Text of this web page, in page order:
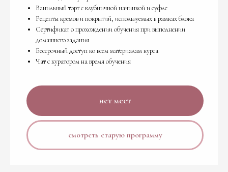
Ванильный торт с клубничной начинкой и суфле
Рецепты кремов и покрытий, используемых в рамках блока
Сертификат о прохождении обучения при выполнении
домашнего задания
Бессрочный доступ ко всем материалам курса
Чат с куратором на время обучения
нет мест
смотреть старую программу